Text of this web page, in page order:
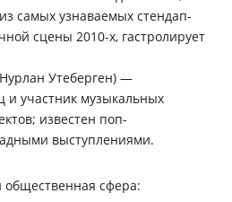
самых узнаваемых стендап-
сцены 2010-х, гастролирует
Утеберген) —
и участник музыкальных
известен поп-
выступлениями.
сфера: